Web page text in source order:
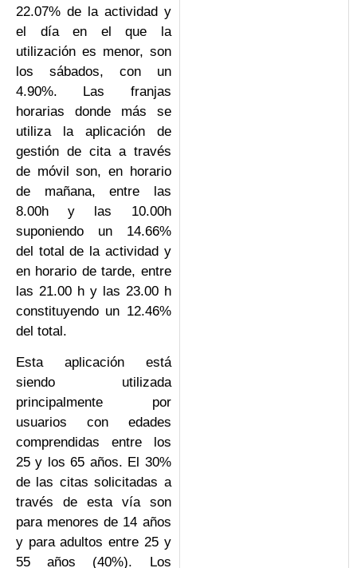
22.07% de la actividad y
el día en el que la
utilización es menor, son
los sábados, con un
4.90%. Las franjas
horarias donde más se
utiliza la aplicación de
gestión de cita a través
de móvil son, en horario
de mañana, entre las
8.00h y las 10.00h
suponiendo un 14.66%
del total de la actividad y
en horario de tarde, entre
las 21.00 h y las 23.00 h
constituyendo un 12.46%
del total.
Esta aplicación está
siendo utilizada
principalmente por
usuarios con edades
comprendidas entre los
25 y los 65 años. El 30%
de las citas solicitadas a
través de esta vía son
para menores de 14 años
y para adultos entre 25 y
55 años (40%). Los